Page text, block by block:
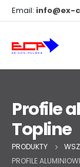
Email: info@ex-
Profile
Topline
PRODUKTY
PROFILE